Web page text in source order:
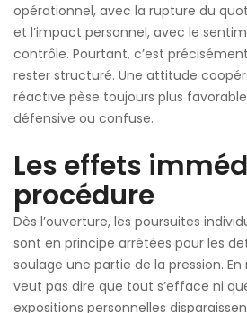
opérationnel, avec la rupture du
et l’impact personnel, avec le
contrôle. Pourtant, c’est
rester structuré. Une attitude
réactive pèse toujours plus
défensive ou confuse.
Les effets
procédure
Dès l’ouverture, les poursuites
sont en principe arrêtées pour les
soulage une partie de la pression.
veut pas dire que tout s’efface ni
expositions personnelles